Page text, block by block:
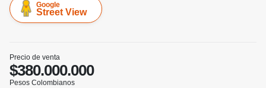
Google
Street View
Precio de venta
$380.000.000
Pesos Colombianos